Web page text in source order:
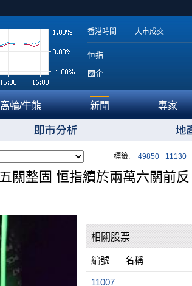
香港時間 大市成交
恒指
國企
窩輪/牛熊 新聞 專家
標籤: 49850 11130
關整固 恒指續於兩萬六關前反
相關股票
編號 名稱
11007